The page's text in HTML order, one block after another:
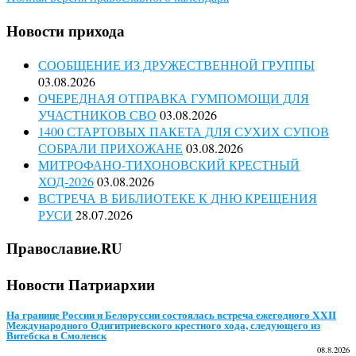
Новости прихода
СООБЩЕНИЕ ИЗ ДРУЖЕСТВЕННОЙ ГРУППЫ
03.08.2026
ОЧЕРЕДНАЯ ОТПРАВКА ГУМПОМОЩИ ДЛЯ
УЧАСТНИКОВ СВО 03.08.2026
1400 СТАРТОВЫХ ПАКЕТА ДЛЯ СУХИХ СУПОВ
СОБРАЛИ ПРИХОЖАНЕ 03.08.2026
МИТРОФАНО-ТИХОНОВСКИЙ КРЕСТНЫЙ
ХОД-202603.08.2026
ВСТРЕЧА В БИБЛИОТЕКЕ К ДНЮ КРЕЩЕНИЯ
РУСИ 28.07.2026
Православие.RU
Новости Патриархии
На границе России и Белоруссии состоялась встреча ежегодного XXII
Международного Одигитриевского крестного хода, следующего из
Витебска в Смоленск
08.8.2026